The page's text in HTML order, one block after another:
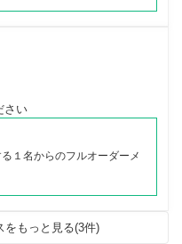
さい
１名からのフルオーダーメ
をもっと見る(3件)